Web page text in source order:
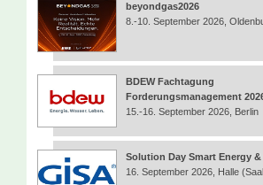
beyondgas2026
8.-10. September 2026,
BDEW Fachtagung
Forderungsmanagement
15.-16. September 2026, Berlin
Solution Day Smart Energy &
16. September 2026, Halle